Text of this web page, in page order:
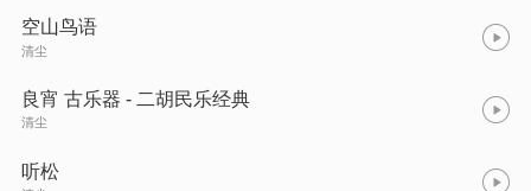
空山鸟语
清尘
良宵 古乐器 - 二胡民乐经典
清尘
听松